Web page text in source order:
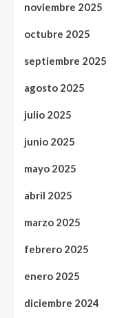
noviembre 2025
octubre 2025
septiembre 2025
agosto 2025
julio 2025
junio 2025
mayo 2025
abril 2025
marzo 2025
febrero 2025
enero 2025
diciembre 2024